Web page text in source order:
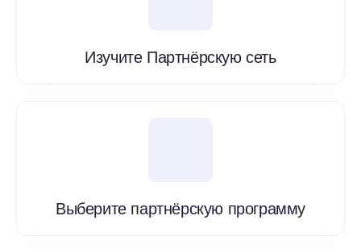
Изучите Партнёрскую сеть
Выберите партнёрскую программу